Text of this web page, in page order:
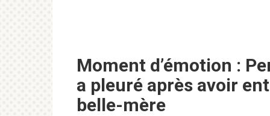
Moment d’émotion :
a pleuré après avoir
belle-mère